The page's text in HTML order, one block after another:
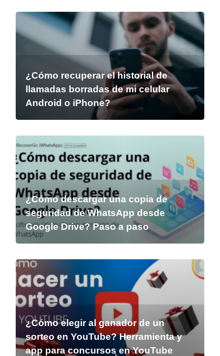
¿Cómo recuperar el historial de
llamadas borradas de mi celular
Android o iPhone?
¿Cómo descargar una copia de
seguridad de WhatsApp desde
Google Drive? Paso a paso
¿Cómo elegir al ganador de un
sorteo en YouTube? Herramienta y
app para concursos en YouTube